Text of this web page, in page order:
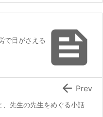

で目がさえる
、先生の先生をめぐる小話
 Prev